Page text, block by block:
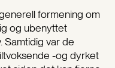
formening om
og ubenyttet
Samtidig var de
-og dyrket